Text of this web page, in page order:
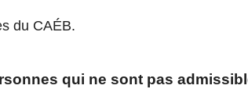
du CAÉB.
qui ne sont pas